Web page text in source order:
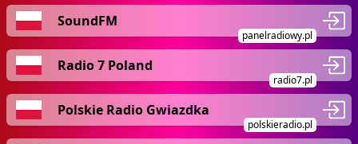
SoundFM
panelradiowy.pl
Radio 7 Poland
radio7.pl
Polskie Radio Gwiazdka
polskieradio.pl